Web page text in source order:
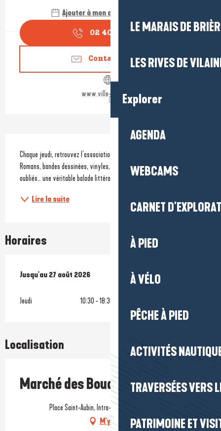
LE MARAIS DE
LES RIVES DE
Explorer
AGENDA
WEBCAMS
CARNET
À PIED
À VÉLO
PÊCHE À PIED
ACTIVITÉS
TRAVERSÉES VERS
PATRIMOINE ET
Ajouter à mon calendrier Google
02 40 15 60▒▒
Contactez-nous
www.ville-guerande.fr
Description
Chaque jeudi, retrouvez l’association des Bouquinistes de Bretagne Sud.
Romans, bandes dessinées, vinyles, cartes postales, livres rares ou
oubliés… une véritable balade littéraire vous attend.
Lire la suite
Horaires
Du2 juillet 2026 au27 août 2026
Jusqu'au 27 août 2026
Jeudi 10:30 - 18:30
Localisation
Marché des Bouquinistes
Place Saint-Aubin, Intra-muros, 44350 Guérande
M'y rendre